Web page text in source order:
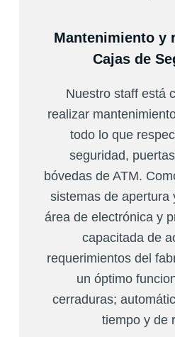
Mantenimiento y
Cajas de
Nuestro staff está
realizar
todo lo que
seguridad,
bóvedas de ATM.
sistemas de apertura
área de electrónica y
capacitada de
requerimientos del
un óptimo
cerraduras;
tiempo y de